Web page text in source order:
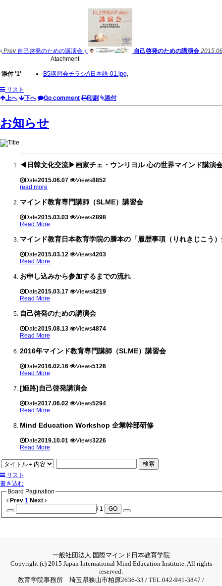
Prev自己啓発のための講演会 自己啓発のための講演会
Atachment
添付 '1' B5講習会チラシA日本語-01.jpg,
リスト
上へ
下へ Go comment 印刷 添付
お知らせ
◀日韓文化交流▶画家チェ・ウンリヨル 心の世界マインド講演
Date2015.06.07 Views8852
read more
マインド教育専門講師（SLME）講習会
Date2015.03.03 Views2898
Read More
マインド教育日本教育学院の謄本の「履歴事項（りれきじこう
Date2015.03.12 Views4203
Read More
お申し込みから参加するまでの流れ
Date2015.03.17 Views4219
Read More
自己啓発のための講演会
Date2015.08.13 Views4874
Read More
2016年マインド教育専門講師（SLME）講習会
Date2016.02.16 Views5126
Read More
[姫路]自己啓発講演会
Date2017.06.02 Views5294
Read More
Mind Education Workshop 企業幹部研修
Date2019.10.01 Views3226
Read More
検索
リスト
書き込む
Board Pagination
Prev 1 Next
/ 1
GO
一般社団法人 国際マインド日本教育学院
Copyright (c) 2015 Japan International Mind Education Institute. All rights
reserved.
教育学院事務所 埼玉県狭山市柏原2636-33 / TEL.042-941-3847 /